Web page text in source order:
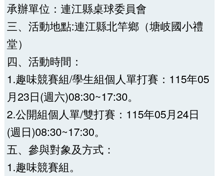
承辦單位：連江縣桌球委員會
三、活動地點:連江縣北竿鄉（塘岐國小禮
堂）
四、活動時間：
1.趣味競賽組/學生組個人單打賽：115年05
月23日(週六)08:30~17:30。
2.公開組個人單/雙打賽：115年05月24日
(週日)08:30~17:30。
五、參與對象及方式：
1.趣味競賽組。